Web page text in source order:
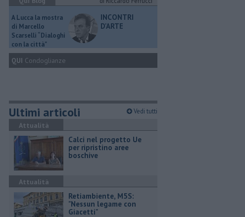
A Lucca la mostra
di Marcello
Scarselli “Dialoghi
con la città"
INCONTRI
D'ARTE
QUI Condoglianze
Ultimi articoli Vedi tutti
Attualità
Calci nel progetto Ue
per ripristino aree
boschive
Attualità
Retiambiente, M5S:
"Nessun legame con
Giacetti"